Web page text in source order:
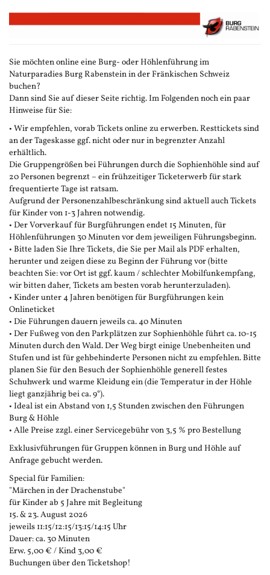
Zum
Haupt-
Sie möchten online eine Burg- oder Höhlenführung im
Naturparadies Burg Rabenstein in der Fränkischen Schweiz
buchen?
Dann sind Sie auf dieser Seite richtig. Im Folgenden noch ein paar
Hinweise für Sie:
• Wir empfehlen, vorab Tickets online zu erwerben. Resttickets sind
an der Tageskasse ggf. nicht oder nur in begrenzter Anzahl
erhältlich.
Die Gruppengrößen bei Führungen durch die Sophienhöhle sind auf
20 Personen begrenzt – ein frühzeitiger Ticketerwerb für stark
frequentierte Tage ist ratsam.
Aufgrund der Personenzahlbeschränkung sind aktuell auch Tickets
für Kinder von 1-3 Jahren notwendig.
• Der Vorverkauf für Burgführungen endet 15 Minuten, für
Höhlenführungen 30 Minuten vor dem jeweiligen Führungsbeginn.
• Bitte laden Sie Ihre Tickets, die Sie per Mail als PDF erhalten,
herunter und zeigen diese zu Beginn der Führung vor (bitte
beachten Sie: vor Ort ist ggf. kaum / schlechter Mobilfunkempfang,
wir bitten daher, Tickets am besten vorab herunterzuladen).
• Kinder unter 4 Jahren benötigen für Burgführungen kein
Onlineticket
• Die Führungen dauern jeweils ca. 40 Minuten
• Der Fußweg von den Parkplätzen zur Sophienhöhle führt ca. 10-15
Minuten durch den Wald. Der Weg birgt einige Unebenheiten und
Stufen und ist für gehbehinderte Personen nicht zu empfehlen. Bitte
planen Sie für den Besuch der Sophienhöhle generell festes
Schuhwerk und warme Kleidung ein (die Temperatur in der Höhle
liegt ganzjährig bei ca. 9°).
• Ideal ist ein Abstand von 1,5 Stunden zwischen den Führungen
Burg & Höhle
• Alle Preise zzgl. einer Servicegebühr von 3,5 % pro Bestellung
Exklusivführungen für Gruppen können in Burg und Höhle auf
Anfrage gebucht werden.
Special für Familien:
"Märchen in der Drachenstube"
für Kinder ab 5 Jahre mit Begleitung
15. & 23. August 2026
jeweils 11:15/12:15/13:15/14:15 Uhr
Dauer: ca. 30 Minuten
Erw. 5,00 € / Kind 3,00 €
Buchungen über den Ticketshop!